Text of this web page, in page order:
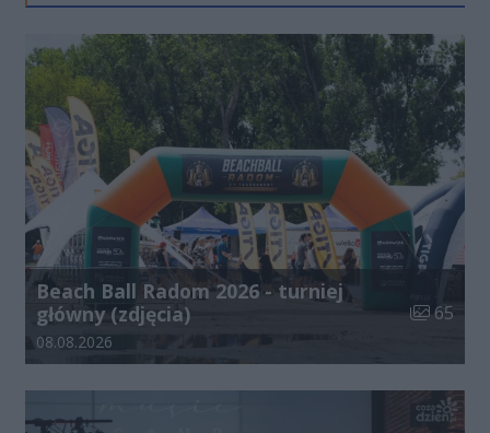
Beach Ball Radom 2026 - turniej
główny (zdjęcia)
Liczba
65
Data dodania galerii:
08.08.2026